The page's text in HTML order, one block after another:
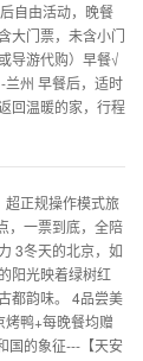
自由活动，晚餐
大门票，未含小门
导游代购）早餐√
兰州 早餐后，适时
回温暖的家，行程
超正规操作模式旅
，一票到底，全陪
3冬天的北京，如
阳光映着绿树红
都韵味。 4品尝美
鸭+每晚餐均赠
国的象征---【天安